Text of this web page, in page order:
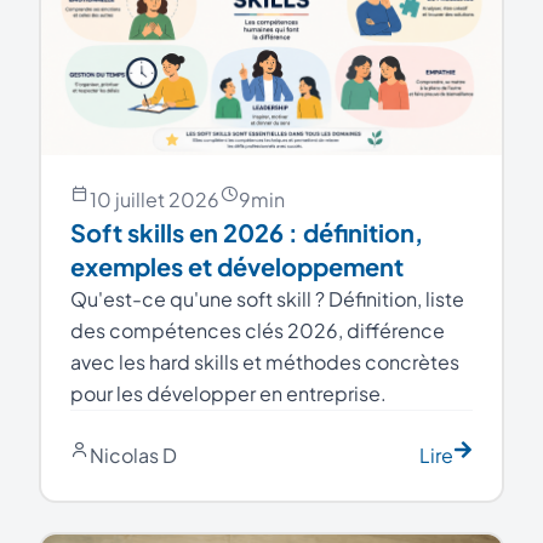
10 juillet 2026 9min
Soft skills en 2026 : définition,
exemples et développement
Qu'est-ce qu'une soft skill ? Définition, liste
des compétences clés 2026, différence
avec les hard skills et méthodes concrètes
pour les développer en entreprise.
Nicolas D Lire